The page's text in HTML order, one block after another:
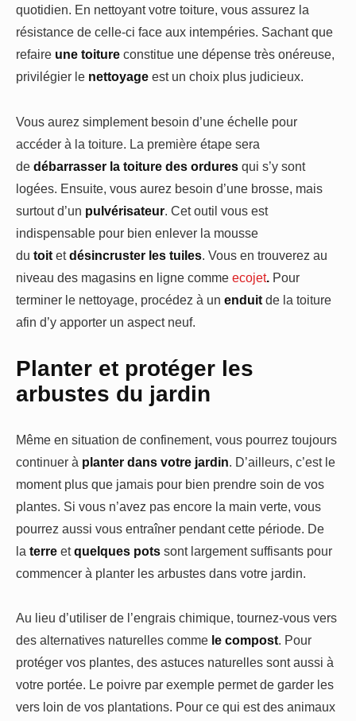
quotidien. En nettoyant votre toiture, vous assurez la
résistance de celle-ci face aux intempéries. Sachant que
refaire une toiture constitue une dépense très onéreuse,
privilégier le nettoyage est un choix plus judicieux.
Vous aurez simplement besoin d’une échelle pour
accéder à la toiture. La première étape sera
de débarrasser la toiture des ordures qui s’y sont
logées. Ensuite, vous aurez besoin d’une brosse, mais
surtout d’un pulvérisateur . Cet outil vous est
indispensable pour bien enlever la mousse
du toit etdésincruster les tuiles . Vous en trouverez au
niveau des magasins en ligne comme ecojet. Pour
terminer le nettoyage, procédez à un enduit de la toiture
afin d’y apporter un aspect neuf.
Planter et protéger les
arbustes du jardin
Même en situation de confinement, vous pourrez toujours
continuer à planter dans votre jardin. D’ailleurs, c’est le
moment plus que jamais pour bien prendre soin de vos
plantes. Si vous n’avez pas encore la main verte, vous
pourrez aussi vous entraîner pendant cette période. De
la terre etquelques pots sont largement suffisants pour
commencer à planter les arbustes dans votre jardin.
Au lieu d’utiliser de l’engrais chimique, tournez-vous vers
des alternatives naturelles comme le compost. Pour
protéger vos plantes, des astuces naturelles sont aussi à
votre portée. Le poivre par exemple permet de garder les
vers loin de vos plantations. Pour ce qui est des animaux